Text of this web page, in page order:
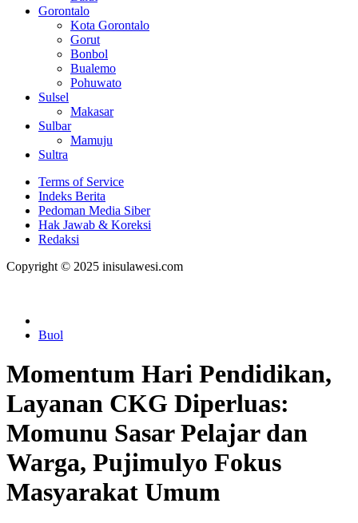
Gorontalo
Kota Gorontalo
Gorut
Bonbol
Bualemo
Pohuwato
Sulsel
Makasar
Sulbar
Mamuju
Sultra
Terms of Service
Indeks Berita
Pedoman Media Siber
Hak Jawab & Koreksi
Redaksi
Copyright © 2025 inisulawesi.com
Buol
Momentum Hari Pendidikan,
Layanan CKG Diperluas:
Momunu Sasar Pelajar dan
Warga, Pujimulyo Fokus
Masyarakat Umum